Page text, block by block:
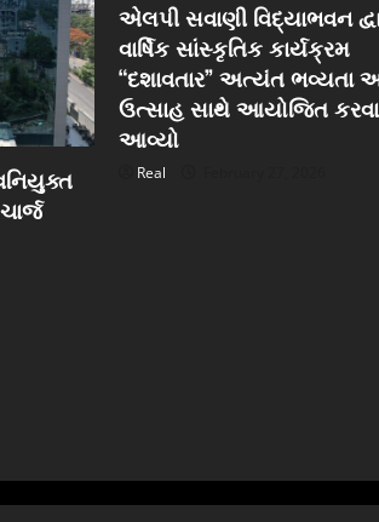
એલપી સવાણી વિદ્યાભવન
વાર્ષિક સાંસ્કૃતિક કાર્યક્રમ
“દશાવતાર” અત્યંત ભવ્યતા
ઉત્સાહ સાથે આયોજિત
આવ્યો
Real